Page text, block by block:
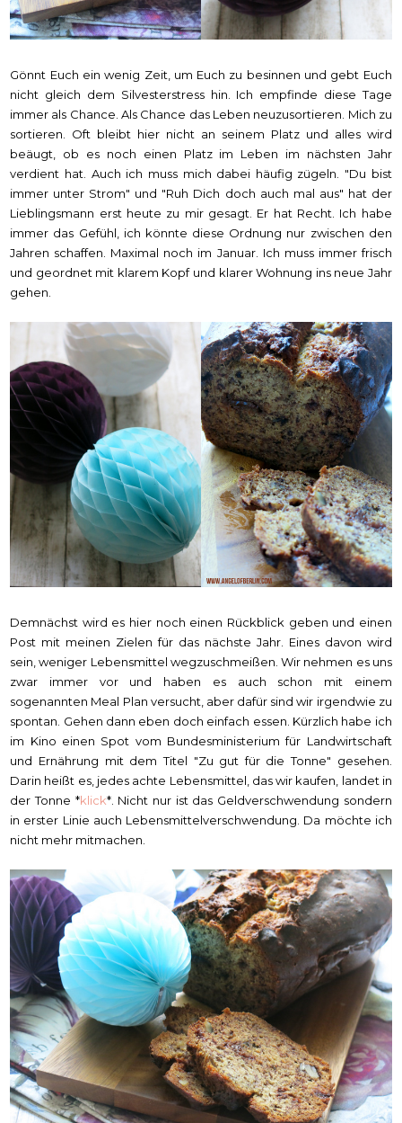
Gönnt Euch ein wenig Zeit, um Euch zu besinnen und gebt Euch
nicht gleich dem Silvesterstress hin. Ich empfinde diese Tage
immer als Chance. Als Chance das Leben neuzusortieren. Mich zu
sortieren. Oft bleibt hier nicht an seinem Platz und alles wird
beäugt, ob es noch einen Platz im Leben im nächsten Jahr
verdient hat. Auch ich muss mich dabei häufig zügeln. "Du bist
immer unter Strom" und "Ruh Dich doch auch mal aus" hat der
Lieblingsmann erst heute zu mir gesagt. Er hat Recht. Ich habe
immer das Gefühl, ich könnte diese Ordnung nur zwischen den
Jahren schaffen. Maximal noch im Januar. Ich muss immer frisch
und geordnet mit klarem Kopf und klarer Wohnung ins neue Jahr
gehen.
Demnächst wird es hier noch einen Rückblick geben und einen
Post mit meinen Zielen für das nächste Jahr. Eines davon wird
sein, weniger Lebensmittel wegzuschmeißen. Wir nehmen es uns
zwar immer vor und haben es auch schon mit einem
sogenannten Meal Plan versucht, aber dafür sind wir irgendwie zu
spontan. Gehen dann eben doch einfach essen. Kürzlich habe ich
im Kino einen Spot vom Bundesministerium für Landwirtschaft
und Ernährung mit dem Titel "Zu gut für die Tonne" gesehen.
Darin heißt es, jedes achte Lebensmittel, das wir kaufen, landet in
der Tonne *klick*. Nicht nur ist das Geldverschwendung sondern
in erster Linie auch Lebensmittelverschwendung. Da möchte ich
nicht mehr mitmachen.